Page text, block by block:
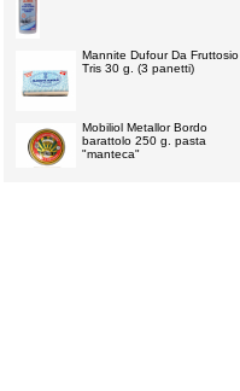
Mannite Dufour Da Fruttosio
Tris 30 g. (3 panetti)
Mobiliol Metallor Bordo
barattolo 250 g. pasta
"manteca"